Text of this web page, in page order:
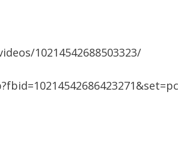
10214542688503323/